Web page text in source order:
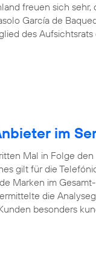
freuen sich sehr,
García de
des
im
Mal in Folge
gilt für die
Marken im
die
besonders